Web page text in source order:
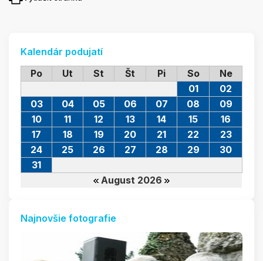
Kalendár podujatí
Po
Ut St Št Pi So Ne
August 2026
01
02
03
04 05 06 07 08
09
10
11 12 13 14 15
16
17
18 19 20 21 22
23
24
25 26 27 28 29
30
31
Najnovšie fotografie